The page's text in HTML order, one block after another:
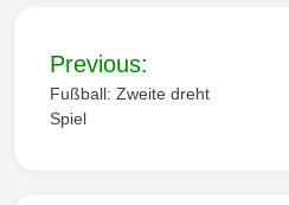
B
e
i
Previous:
Fußball: Zweite dreht
Spiel